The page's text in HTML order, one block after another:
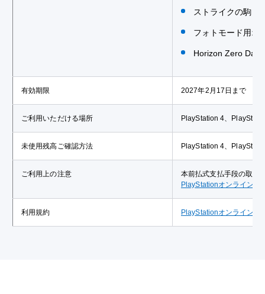
ストライクの駒「
フォトモード用オ
Horizon Zero
有効期限 2027年2月17日まで
ご利用いただける場所 PlayStation 4、
未使用残高ご確認方法 PlayStation 4、
ご利用上の注意
本前払式支払手段の取扱
PlayStationオンラインサ
利用規約 PlayStationオンラインサ